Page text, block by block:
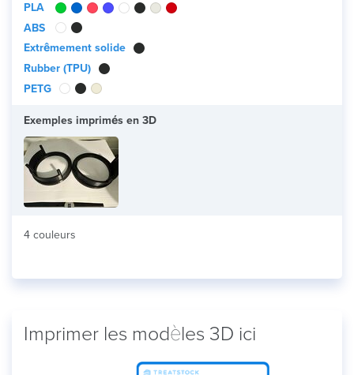
PLA
ABS
Extrêmement solide
Rubber (TPU)
PETG
Exemples imprimés en 3D
4 couleurs
Imprimer les modèles 3D ici